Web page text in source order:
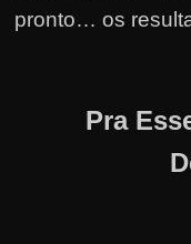
pronto… os
Pra